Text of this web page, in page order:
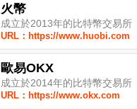
火幣
成立於2013年的比特幣交易所
URL：https://www.huobi.com
歐易OKX
成立於2014年的比特幣交易所
URL：https://www.okx.com